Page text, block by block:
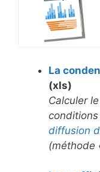
La
(xls)
Calculer
diffusion
(méthode